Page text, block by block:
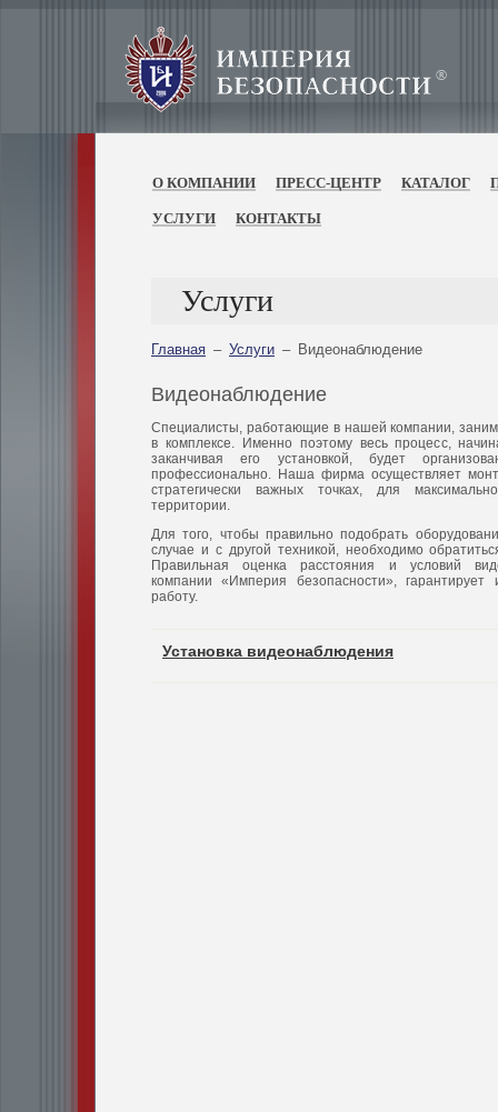
О КОМПАНИИ ПРЕСС-ЦЕНТР КАТАЛОГ
УСЛУГИ КОНТАКТЫ
Услуги
Главная – Услуги – Видеонаблюдение
Видеонаблюдение
Специалисты, работающие в нашей компании,
в комплексе. Именно поэтому весь процесс,
заканчивая его установкой, будет
профессионально. Наша фирма осуществляет
стратегически важных точках, для
территории.
Для того, чтобы правильно подобрать
случае и с другой техникой, необходимо
Правильная оценка расстояния и условий
компании «Империя безопасности»,
работу.
Установка видеонаблюдения